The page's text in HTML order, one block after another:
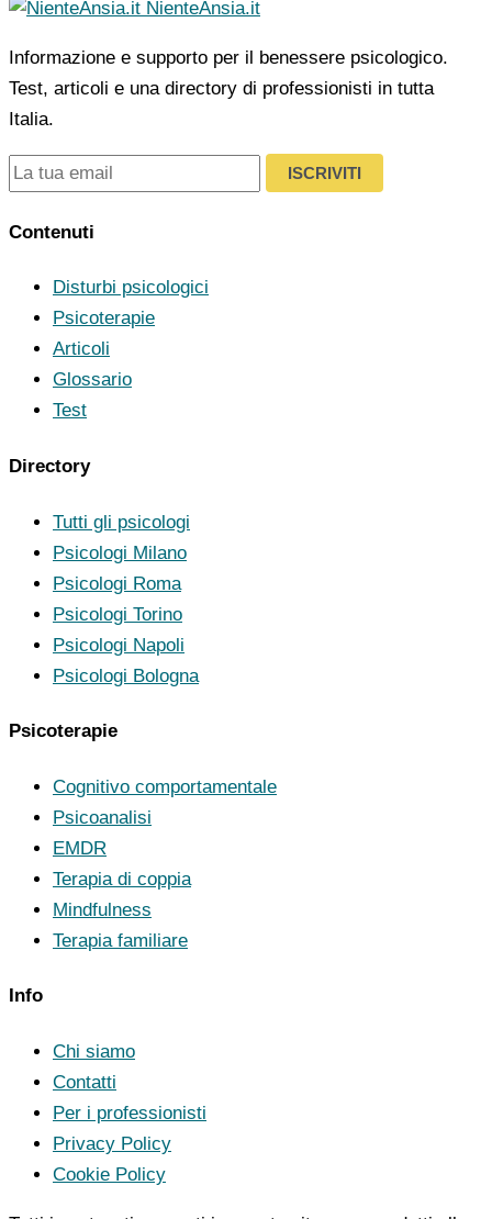
NienteAnsia.it
Informazione e supporto per il benessere psicologico.
Test, articoli e una directory di professionisti in tutta
Italia.
ISCRIVITI
Contenuti
Disturbi psicologici
Psicoterapie
Articoli
Glossario
Test
Directory
Tutti gli psicologi
Psicologi Milano
Psicologi Roma
Psicologi Torino
Psicologi Napoli
Psicologi Bologna
Psicoterapie
Cognitivo comportamentale
Psicoanalisi
EMDR
Terapia di coppia
Mindfulness
Terapia familiare
Info
Chi siamo
Contatti
Per i professionisti
Privacy Policy
Cookie Policy